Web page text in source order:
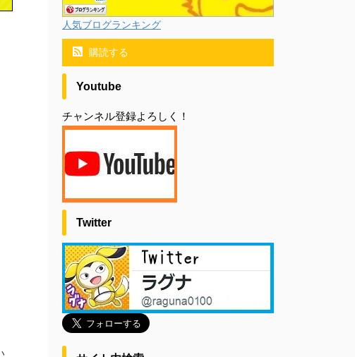
人気ブログランキング
購読する
Youtube
チャンネル登録よろしく！
Twitter